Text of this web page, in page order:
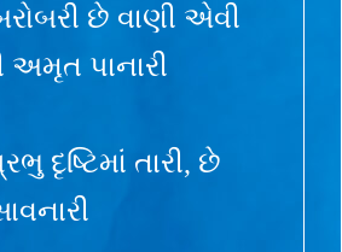
છે વાણી એવી
અમૃત પાનારી
દૃષ્ટિમાં તારી, છે